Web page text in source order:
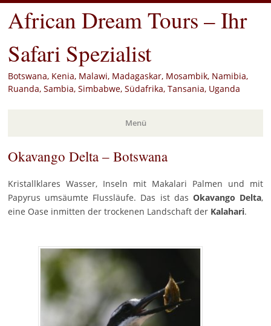
African Dream Tours – Ihr
Safari Spezialist
Botswana, Kenia, Malawi, Madagaskar, Mosambik, Namibia,
Ruanda, Sambia, Simbabwe, Südafrika, Tansania, Uganda
Menü
Zum
springen
Okavango Delta – Botswana
Kristallklares Wasser, Inseln mit Makalari Palmen und mit
Papyrus umsäumte Flussläufe. Das ist dasOkavango Delta,
eine Oase inmitten der trockenen Landschaft der Kalahari.